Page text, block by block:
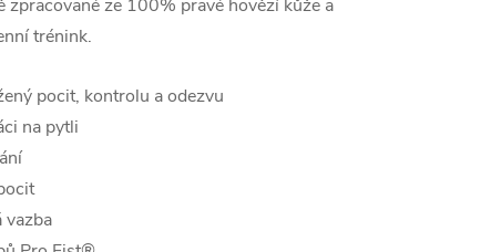
zpracované ze 100% pravé hovězí kůže a
trénink.
pocit, kontrolu a odezvu
na pytli
vazba